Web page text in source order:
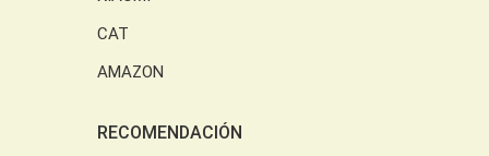
CAT
AMAZON
RECOMENDACIÓN